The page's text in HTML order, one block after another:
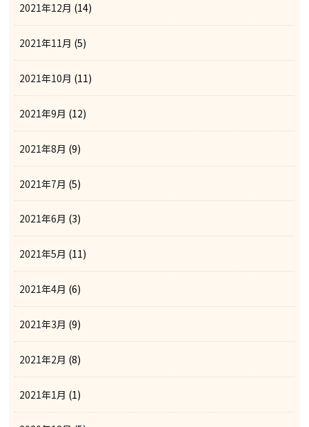
2021年12月 (14)
2021年11月 (5)
2021年10月 (11)
2021年9月 (12)
2021年8月 (9)
2021年7月 (5)
2021年6月 (3)
2021年5月 (11)
2021年4月 (6)
2021年3月 (9)
2021年2月 (8)
2021年1月 (1)